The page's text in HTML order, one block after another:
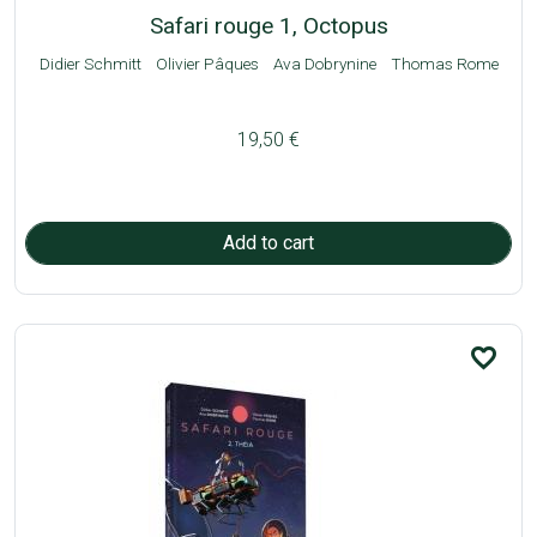
Safari rouge 1, Octopus
Didier Schmitt Olivier Pâques Ava Dobrynine Thomas Rome
19,50 €
favorite_border